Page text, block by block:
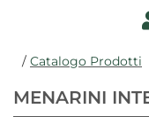
/ Catalogo Prodotti
MENARINI